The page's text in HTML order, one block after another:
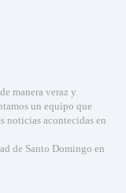
manera veraz y
un equipo que
noticias acontecidas en
de Santo Domingo en